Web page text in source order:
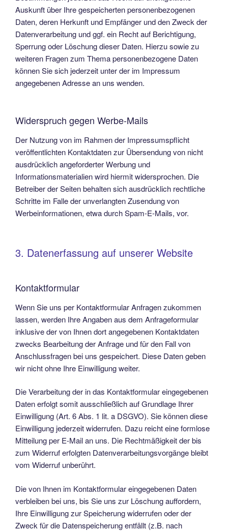
Auskunft über Ihre gespeicherten personenbezogenen
Daten, deren Herkunft und Empfänger und den Zweck der
Datenverarbeitung und ggf. ein Recht auf Berichtigung,
Sperrung oder Löschung dieser Daten. Hierzu sowie zu
weiteren Fragen zum Thema personenbezogene Daten
können Sie sich jederzeit unter der im Impressum
angegebenen Adresse an uns wenden.
Widerspruch gegen Werbe-Mails
Der Nutzung von im Rahmen der Impressumspflicht
veröffentlichten Kontaktdaten zur Übersendung von nicht
ausdrücklich angeforderter Werbung und
Informationsmaterialien wird hiermit widersprochen. Die
Betreiber der Seiten behalten sich ausdrücklich rechtliche
Schritte im Falle der unverlangten Zusendung von
Werbeinformationen, etwa durch Spam-E-Mails, vor.
3. Datenerfassung auf unserer Website
Kontaktformular
Wenn Sie uns per Kontaktformular Anfragen zukommen
lassen, werden Ihre Angaben aus dem Anfrageformular
inklusive der von Ihnen dort angegebenen Kontaktdaten
zwecks Bearbeitung der Anfrage und für den Fall von
Anschlussfragen bei uns gespeichert. Diese Daten geben
wir nicht ohne Ihre Einwilligung weiter.
Die Verarbeitung der in das Kontaktformular eingegebenen
Daten erfolgt somit ausschließlich auf Grundlage Ihrer
Einwilligung (Art. 6 Abs. 1 lit. a DSGVO). Sie können diese
Einwilligung jederzeit widerrufen. Dazu reicht eine formlose
Mitteilung per E-Mail an uns. Die Rechtmäßigkeit der bis
zum Widerruf erfolgten Datenverarbeitungsvorgänge bleibt
vom Widerruf unberührt.
Die von Ihnen im Kontaktformular eingegebenen Daten
verbleiben bei uns, bis Sie uns zur Löschung auffordern,
Ihre Einwilligung zur Speicherung widerrufen oder der
Zweck für die Datenspeicherung entfällt (z.B. nach